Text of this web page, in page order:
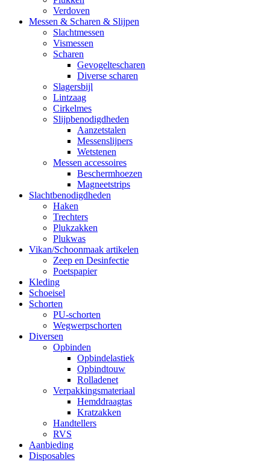
Verdoven
Messen & Scharen & Slijpen
Slachtmessen
Vismessen
Scharen
Gevogeltescharen
Diverse scharen
Slagersbijl
Lintzaag
Cirkelmes
Slijpbenodigdheden
Aanzetstalen
Messenslijpers
Wetstenen
Messen accessoires
Beschermhoezen
Magneetstrips
Slachtbenodigdheden
Haken
Trechters
Plukzakken
Plukwas
Vikan/Schoonmaak artikelen
Zeep en Desinfectie
Poetspapier
Kleding
Schoeisel
Schorten
PU-schorten
Wegwerpschorten
Diversen
Opbinden
Opbindelastiek
Opbindtouw
Rolladenet
Verpakkingsmateriaal
Hemddraagtas
Kratzakken
Handtellers
RVS
Aanbieding
Disposables